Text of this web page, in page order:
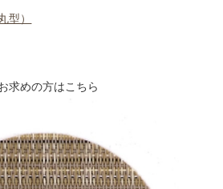
型）
求めの方はこちら